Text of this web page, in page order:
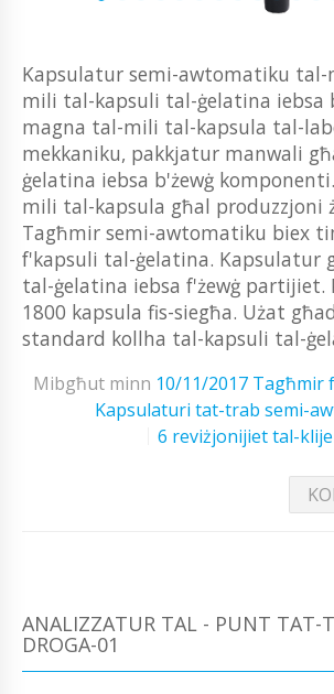
Kapsulatur semi-awtomatiku tal-
mili tal-kapsuli tal-ġelatina iebsa
magna tal-mili tal-kapsula tal-
mekkaniku, pakkjatur manwali
ġelatina iebsa b'żewġ
mili tal-kapsula għal produzzjoni
Tagħmir semi-awtomatiku biex
f'kapsuli tal-ġelatina. Kapsulatur
tal-ġelatina iebsa f'żewġ
1800 kapsula fis-siegħa. Użat
standard kollha tal-kapsuli tal-
Mibgħut minn 10/11/2017 Tagħmir
Kapsulaturi tat-trab semi-
6 reviżjonijiet tal-
ANALIZZATUR TAL - PUNT TAT-
DROGA-01